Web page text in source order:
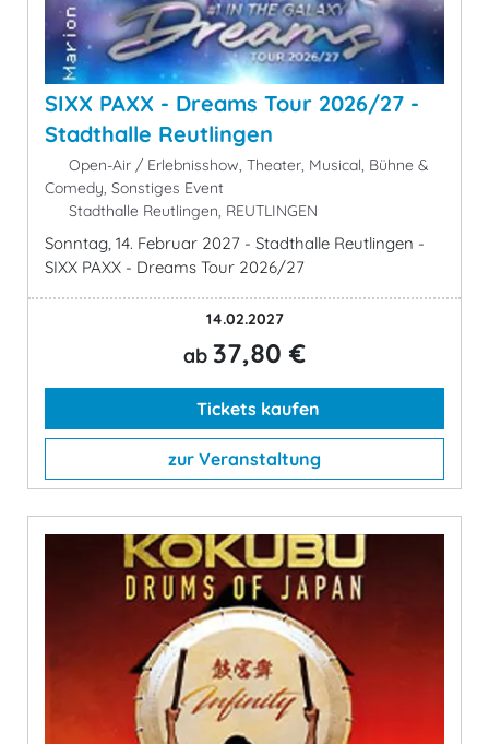
SIXX PAXX - Dreams Tour 2026/27 -
Stadthalle Reutlingen
Open-Air / Erlebnisshow, Theater, Musical, Bühne &
Comedy, Sonstiges Event
Stadthalle Reutlingen, REUTLINGEN
Sonntag, 14. Februar 2027 - Stadthalle Reutlingen -
SIXX PAXX - Dreams Tour 2026/27
14.02.2027
ab 37,80 €
Tickets kaufen
zur Veranstaltung